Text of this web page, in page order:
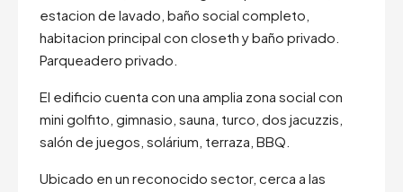
estacion de lavado, baño social completo,
habitacion principal con closeth y baño privado.
Parqueadero privado.
El edificio cuenta con una amplia zona social con
mini golfito, gimnasio, sauna, turco, dos jacuzzis,
salón de juegos, solárium, terraza, BBQ.
Ubicado en un reconocido sector, cerca a las